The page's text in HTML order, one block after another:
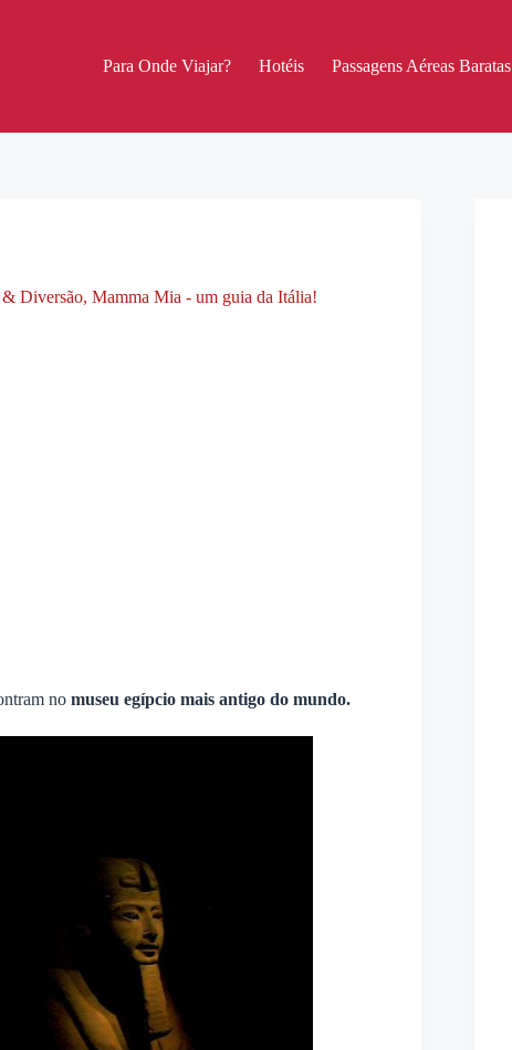
Para Onde Viajar? Hotéis Passagens Aéreas Baratas
Diversão, Mamma Mia - um guia da Itália!
no museu egípcio mais antigo do mundo.